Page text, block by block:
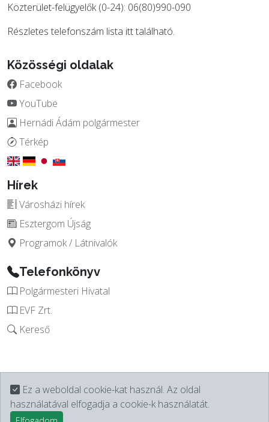
Ez a weboldal cookie-kat használ. Az oldal
használatával elfogadja a cookie-k használatát.
Közterület-felügyelők (0-24): 06(80)990-090
Részletes telefonszám lista itttalálható.
Közösségi oldalak
Facebook
YouTube
Hernádi Ádám polgármester
Térkép
Hírek
Városházi hírek
Esztergom Újság
Programok / Látnivalók
Telefonkönyv
Polgármesteri Hivatal
EVF Zrt.
Kereső